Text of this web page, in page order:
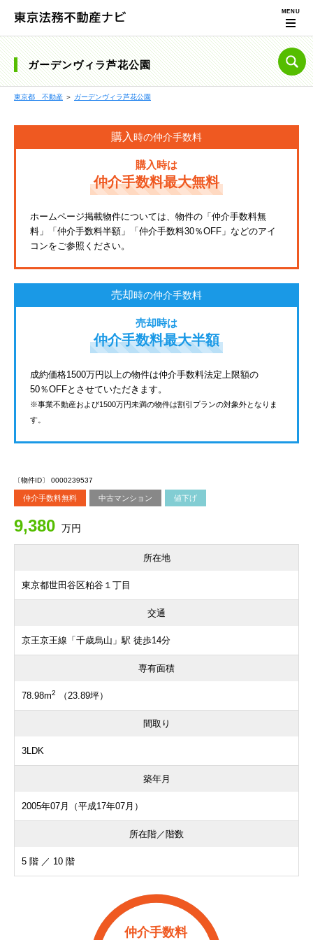
ガーデンヴィラ芦花公園
東京都 不動産 ＞ ガーデンヴィラ芦花公園
購入時の仲介手数料
購入時は
仲介手数料最大無料
ホームページ掲載物件については、物件の「仲介手数料無
料」「仲介手数料半額」「仲介手数料30％OFF」などのアイ
コンをご参照ください。
売却時の仲介手数料
売却時は
仲介手数料最大半額
成約価格1500万円以上の物件は仲介手数料法定上限額の
50％OFFとさせていただきます。
※事業不動産および1500万円未満の物件は割引プランの対象外となりま
す。
〔物件ID〕 0000239537
仲介手数料無料 中古マンション 値下げ
9,380 万円
所在地
東京都世田谷区粕谷１丁目
交通
京王京王線「千歳烏山」駅 徒歩14分
専有面積
78.98m2 （23.89坪）
間取り
3LDK
築年月
2005年07月（平成17年07月）
所在階／階数
5 階 ／ 10 階
仲介手数料